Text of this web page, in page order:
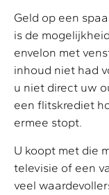
Geld op een
is de
envelon met
inhoud niet had
u niet direct uw
een flitskrediet
ermee stopt.
U koopt met die
televisie of een
veel